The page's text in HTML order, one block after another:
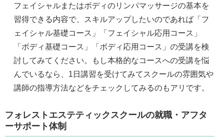
フェイシャルまたはボディのリンパマッサージの基本を
習得できる内容で、スキルアップしたいのであれば「フ
ェイシャル基礎コース」「フェイシャル応用コース」
「ボディ基礎コース」「ボディ応用コース」の受講を検
討してみてください。もし本格的なコースへの受講を悩
んでいるなら、1日講習を受けてみてスクールの雰囲気や
講師の指導方法などをチェックしてみるのもアリです。
フォレストエステティックスクールの就職・アフタ
ーサポート体制